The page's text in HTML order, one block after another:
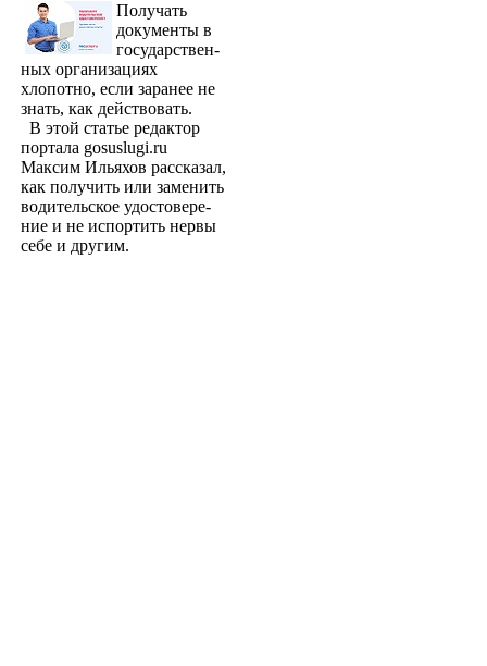
Получать
доку­менты в
государствен­
ных организациях
хлопотно, если заранее не
знать, как действовать.
В этой статье редактор
портала gosuslugi.ru
Максим Ильяхов рассказал,
как получить или заменить
водительское удостовере­
ние и не испортить нервы
себе и другим.